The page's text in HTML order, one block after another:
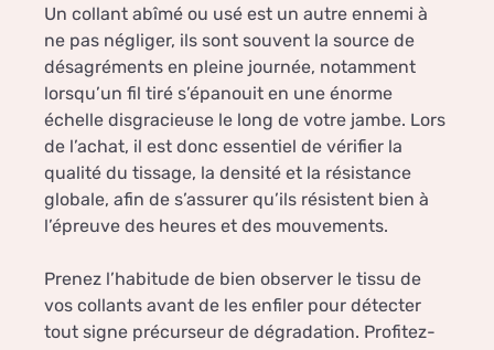
Un collant abîmé ou usé est un autre ennemi à
ne pas négliger, ils sont souvent la source de
désagréments en pleine journée, notamment
lorsqu’un fil tiré s’épanouit en une énorme
échelle disgracieuse le long de votre jambe. Lors
de l’achat, il est donc essentiel de vérifier la
qualité du tissage, la densité et la résistance
globale, afin de s’assurer qu’ils résistent bien à
l’épreuve des heures et des mouvements.
Prenez l’habitude de bien observer le tissu de
vos collants avant de les enfiler pour détecter
tout signe précurseur de dégradation. Profitez-